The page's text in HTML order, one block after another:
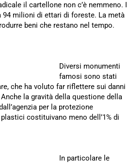
il cartellone non c’è nemmeno. I
milioni di ettari di foreste. La metà
beni che restano nel tempo.
Diversi monumenti
famosi sono stati
che ha voluto far riflettere sui danni
Anche la gravità della questione della
per la protezione
costituivano meno dell’1% di
In particolare le